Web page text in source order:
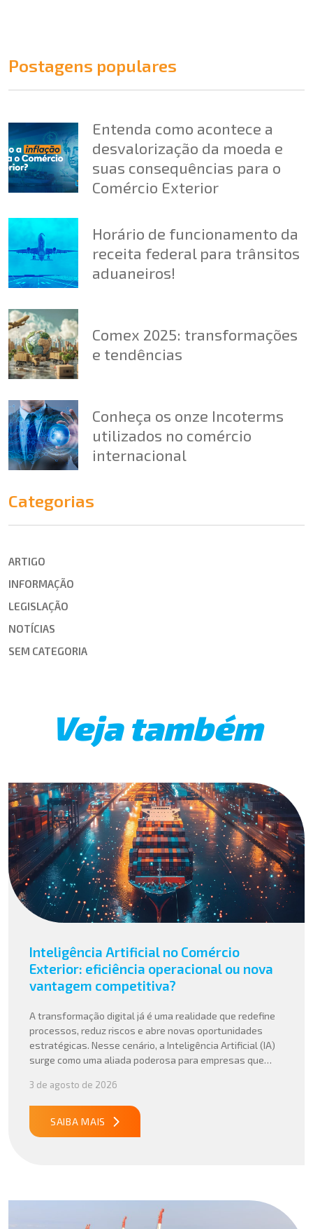
Postagens populares
Entenda como acontece a
desvalorização da moeda e
suas consequências para o
Comércio Exterior
Horário de funcionamento da
receita federal para trânsitos
aduaneiros!
Comex 2025: transformações
e tendências
Conheça os onze Incoterms
utilizados no comércio
internacional
Categorias
ARTIGO
INFORMAÇÃO
LEGISLAÇÃO
NOTÍCIAS
SEM CATEGORIA
Veja também
Inteligência Artificial no Comércio
Exterior: eficiência operacional ou nova
vantagem competitiva?
A transformação digital já é uma realidade que redefine
processos, reduz riscos e abre novas oportunidades
estratégicas. Nesse cenário, a Inteligência Artificial (IA)
surge como uma aliada poderosa para empresas que
suas operações internacionais. Mais do que automatizar
tarefas, a IA vem sendo aplicada para interpretar dados
complexos, […]
3 de agosto de 2026
SAIBA MAIS